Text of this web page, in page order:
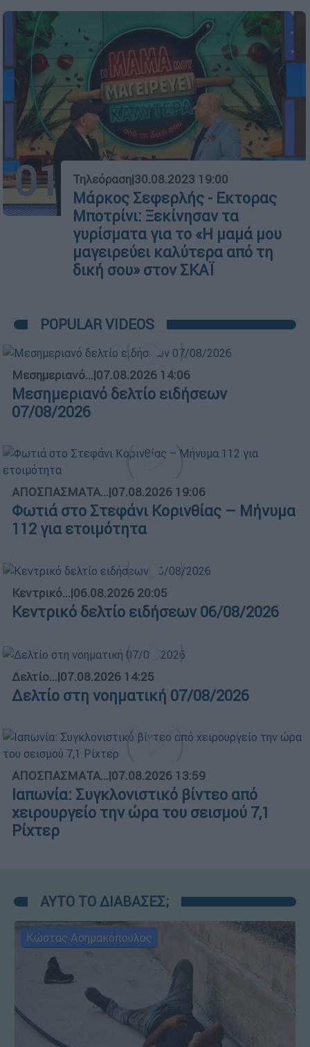
01 Τηλεόραση|30.08.2023 19:00
Μάρκος Σεφερλής - Εκτορας
Μποτρίνι: Ξεκίνησαν τα
γυρίσματα για το «Η μαμά μου
μαγειρεύει καλύτερα από τη
δική σου» στον ΣΚΑΪ
POPULAR VIDEOS
Μεσημεριανό...|07.08.2026 14:06
Μεσημεριανό δελτίο ειδήσεων
07/08/2026
ΑΠΟΣΠΑΣΜΑΤΑ...|07.08.2026 19:06
Φωτιά στο Στεφάνι Κορινθίας – Μήνυμα
112 για ετοιμότητα
Κεντρικό...|06.08.2026 20:05
Κεντρικό δελτίο ειδήσεων 06/08/2026
Δελτίο...|07.08.2026 14:25
Δελτίο στη νοηματική 07/08/2026
ΑΠΟΣΠΑΣΜΑΤΑ...|07.08.2026 13:59
Ιαπωνία: Συγκλονιστικό βίντεο από
χειρουργείο την ώρα του σεισμού 7,1
Ρίχτερ
ΑΥΤΟ ΤΟ ΔΙΑΒΑΣΕΣ;
Κώστας Ασημακόπουλος